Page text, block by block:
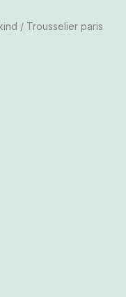
/ Trousselier paris